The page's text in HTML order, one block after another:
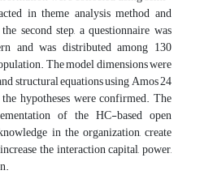
in theme analysis method and
second step, a questionnaire was
and was distributed among 130
The model dimensions were
structural equations using Amos 24
hypotheses were confirmed. The
of the HC-based open
in the organization, create
the interaction capital, power,